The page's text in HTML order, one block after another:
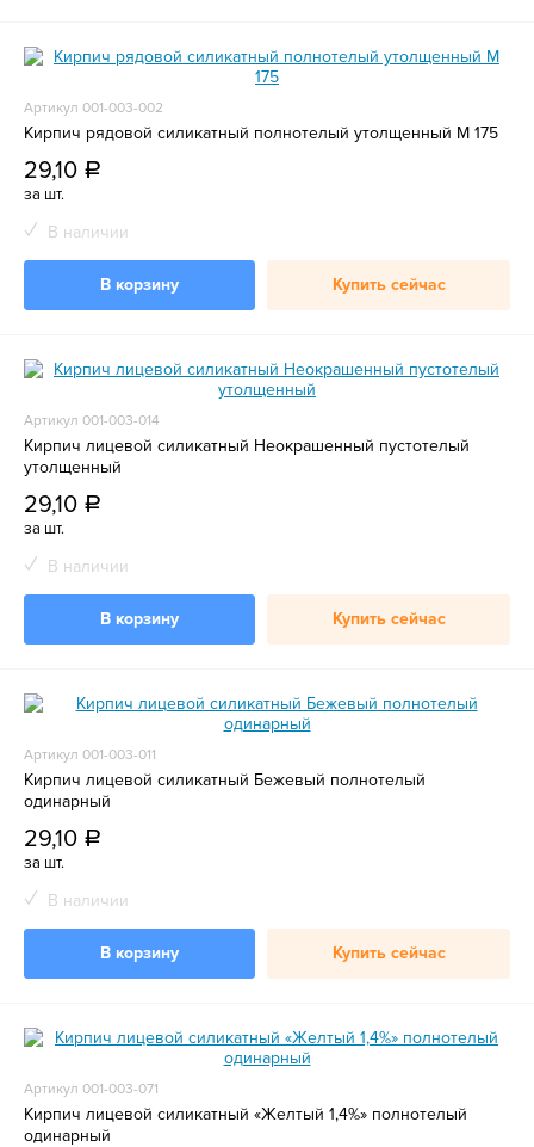
Артикул 001-003-002
Кирпич рядовой силикатный полнотелый утолщенный М 175
29,10 a
за шт.
В наличии
В корзину Купить сейчас
Артикул 001-003-014
Кирпич лицевой силикатный Неокрашенный пустотелый
утолщенный
29,10 a
за шт.
В наличии
В корзину Купить сейчас
Артикул 001-003-011
Кирпич лицевой силикатный Бежевый полнотелый
одинарный
29,10 a
за шт.
В наличии
В корзину Купить сейчас
Артикул 001-003-071
Кирпич лицевой силикатный «Желтый 1,4%» полнотелый
одинарный